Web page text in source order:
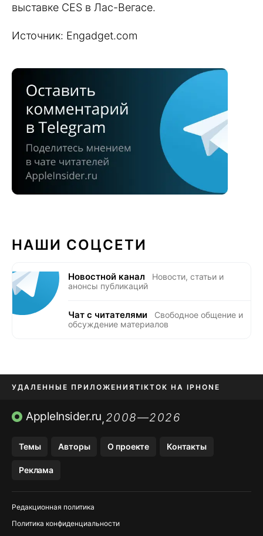
выставке CES в Лас-Вегасе.
Источник: Engadget.com
НАШИ СОЦСЕТИ
Новостной канал
Новости, статьи и
анонсы публикаций
Чат с читателями
Свободное общение и
обсуждение материалов
УДАЛЕННЫЕ ПРИЛОЖЕНИЯTIKTOK НА IPHONE
ПРИЛОЖЕНИЯ БЕЗ APP STORE
AppleInsider.ru,2008—2026
Темы Авторы О проекте Контакты
Реклама
Редакционная политика
Политика конфиденциальности